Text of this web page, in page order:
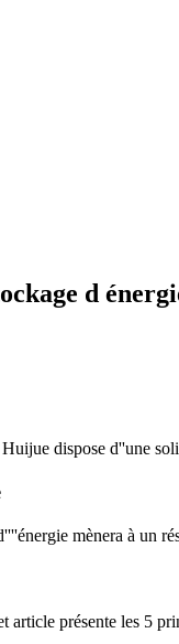
d
dispose d''une
mènera à un
présente les 5